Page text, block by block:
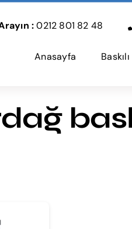
:0212 801 82 48
Anasayfa